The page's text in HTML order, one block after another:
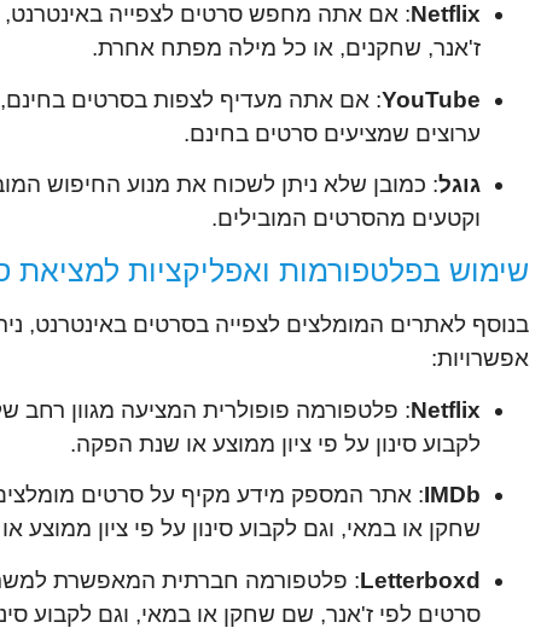
Netflix
ז'אנר, שחקנים, או כל מילה מפתח אחרת.
YouTube: אם אתה מעדיף לצפות בסרטים בחינם,
ערוצים שמציעים סרטים בחינם.
גוגל: כמובן שלא ניתן לשכוח את מנוע החיפוש
וקטעים מהסרטים המובילים.
שימוש בפלטפורמות ואפליקציות למציאת
בנוסף לאתרים המומלצים לצפייה בסרטים באינטרנט,
אפשרויות:
Netflix: פלטפורמה פופולרית המציעה מגוון רחב
לקבוע סינון על פי ציון ממוצע או שנת הפקה.
IMDb: אתר המספק מידע מקיף על סרטים
שחקן או במאי, וגם לקבוע סינון על פי ציון ממוצע
Letterboxd: פלטפורמה חברתית המאפשרת
סרטים לפי ז'אנר, שם שחקן או במאי, וגם לקבוע